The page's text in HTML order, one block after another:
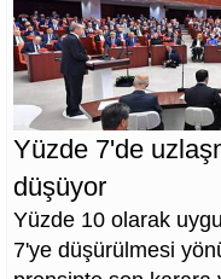
Yüzde 7'de
düşüyor
Yüzde 10 olarak
7'ye düşürülmesi